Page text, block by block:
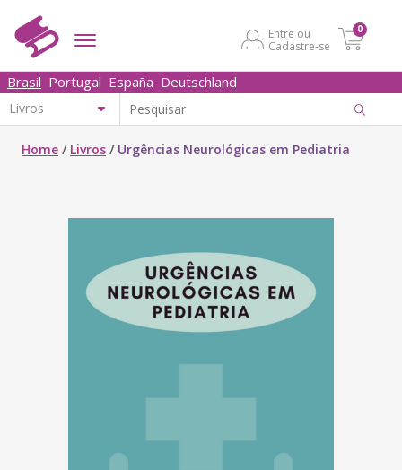
Entre ou
Cadastre-se
0
Brasil Portugal España Deutschland
Home / Livros / Urgências Neurológicas em Pediatria